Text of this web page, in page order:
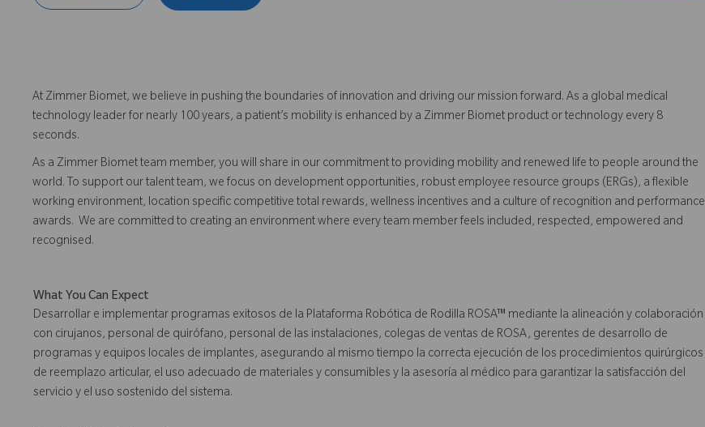
At Zimmer Biomet, we believe in pushing the boundaries of innovation and driving our mission forward. As a global medical
technology leader for nearly 100 years, a patient’s mobility is enhanced by a Zimmer Biomet product or technology every 8
seconds.
As a Zimmer Biomet team member, you will share in our commitment to providing mobility and renewed life to people around the
world. To support our talent team, we focus on development opportunities, robust employee resource groups (ERGs), a flexible
working environment, location specific competitive total rewards, wellness incentives and a culture of recognition and performance
awards. We are committed to creating an environment where every team member feels included, respected, empowered and
recognised.
What You Can Expect
Desarrollar e implementar programas exitosos de la Plataforma Robótica de Rodilla ROSA™ mediante la alineación y colaboración
con cirujanos, personal de quirófano, personal de las instalaciones, colegas de ventas de ROSA, gerentes de desarrollo de
programas y equipos locales de implantes, asegurando al mismo tiempo la correcta ejecución de los procedimientos quirúrgicos
de reemplazo articular, el uso adecuado de materiales y consumibles y la asesoría al médico para garantizar la satisfacción del
servicio y el uso sostenido del sistema.